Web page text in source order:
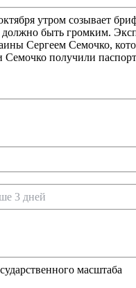
утром созывает
быть громким.
Сергеем Семочко,
получили
3 дней